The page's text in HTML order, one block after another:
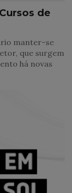
de
manter-se
que surgem
há novas